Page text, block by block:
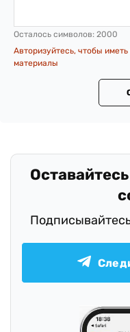
Осталось символов: 2000
Авторизуйтесь, чтобы
материалы